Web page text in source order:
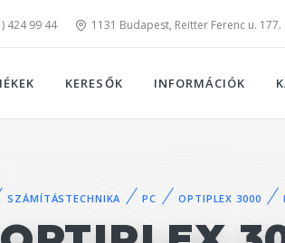
424 99 44 1131 Budapest, Reitter Ferenc u. 177.
KERESŐK INFORMÁCIÓK
SZÁMÍTÁSTECHNIKA PC OPTIPLEX 3000